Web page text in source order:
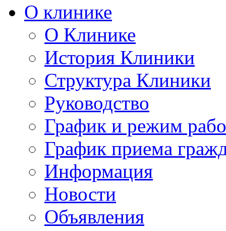
О клинике
О Клинике
История Клиники
Структура Клиники
Руководство
График и режим
График приема
Информация
Новости
Объявления